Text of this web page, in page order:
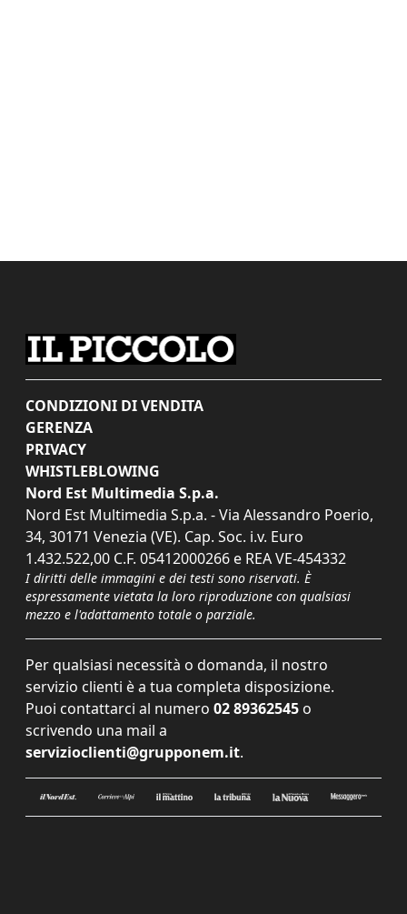
CONDIZIONI DI VENDITA
GERENZA
PRIVACY
WHISTLEBLOWING
Nord Est Multimedia S.p.a.
Nord Est Multimedia S.p.a. - Via Alessandro Poerio,
34, 30171 Venezia (VE). Cap. Soc. i.v. Euro
1.432.522,00 C.F. 05412000266 e REA VE-454332
I diritti delle immagini e dei testi sono riservati. È
espressamente vietata la loro riproduzione con qualsiasi
mezzo e l'adattamento totale o parziale.
Per qualsiasi necessità o domanda, il nostro
servizio clienti è a tua completa disposizione.
Puoi contattarci al numero 02 89362545 o
scrivendo una mail a
servizioclienti@grupponem.it.